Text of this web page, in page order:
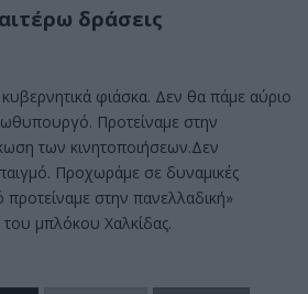
δράσεις
φιάσκα. Δεν θα πάμε αύριο
Προτείναμε στην
των κινητοποιήσεων.Δεν
Προχωράμε σε δυναμικές
προτείναμε στην πανελλαδική»
μπλόκου Χαλκίδας.